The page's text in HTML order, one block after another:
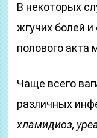
В некоторых
жгучих болей
полового акта
Чаще всего
различных
хламидиоз,